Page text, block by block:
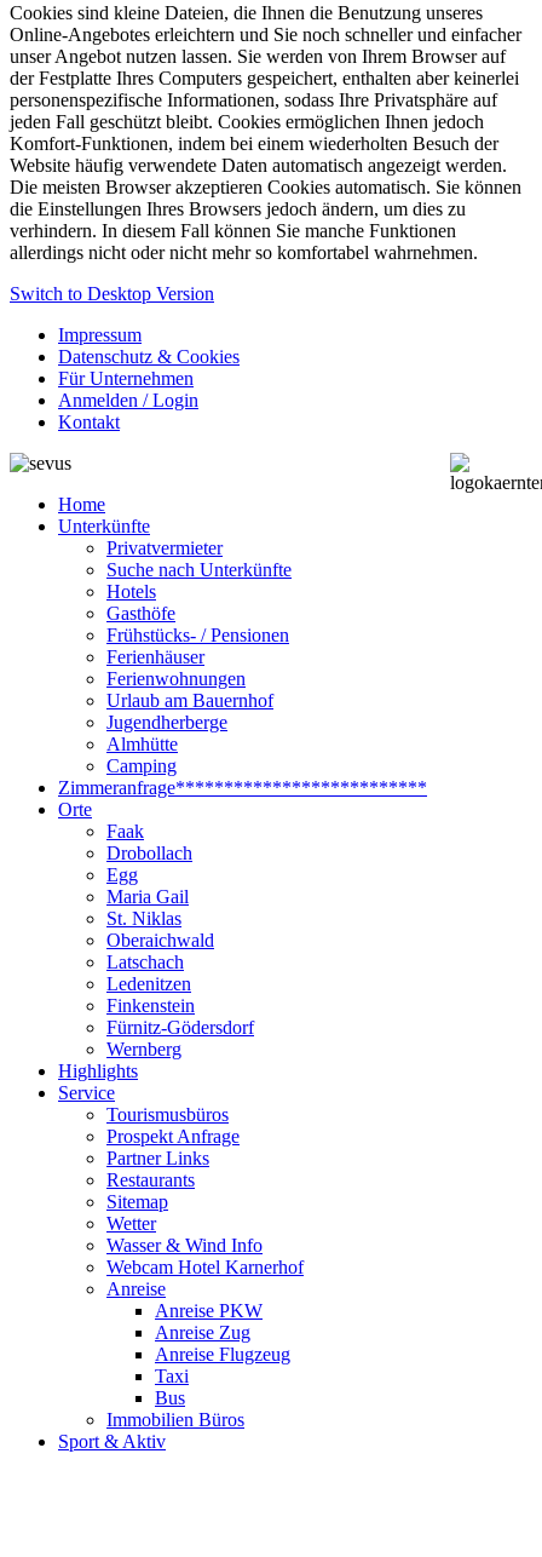
Cookies sind kleine Dateien, die Ihnen die Benutzung unseres
Online-Angebotes erleichtern und Sie noch schneller und einfacher
unser Angebot nutzen lassen. Sie werden von Ihrem Browser auf
der Festplatte Ihres Computers gespeichert, enthalten aber keinerlei
personenspezifische Informationen, sodass Ihre Privatsphäre auf
jeden Fall geschützt bleibt. Cookies ermöglichen Ihnen jedoch
Komfort-Funktionen, indem bei einem wiederholten Besuch der
Website häufig verwendete Daten automatisch angezeigt werden.
Die meisten Browser akzeptieren Cookies automatisch. Sie können
die Einstellungen Ihres Browsers jedoch ändern, um dies zu
verhindern. In diesem Fall können Sie manche Funktionen
allerdings nicht oder nicht mehr so komfortabel wahrnehmen.
Switch to Desktop Version
Impressum
Datenschutz & Cookies
Für Unternehmen
Anmelden / Login
Kontakt
Home
Unterkünfte
Privatvermieter
Suche nach Unterkünfte
Hotels
Gasthöfe
Frühstücks- / Pensionen
Ferienhäuser
Ferienwohnungen
Urlaub am Bauernhof
Jugendherberge
Almhütte
Camping
Zimmeranfrage**************************
Orte
Faak
Drobollach
Egg
Maria Gail
St. Niklas
Oberaichwald
Latschach
Ledenitzen
Finkenstein
Fürnitz-Gödersdorf
Wernberg
Highlights
Service
Tourismusbüros
Prospekt Anfrage
Partner Links
Restaurants
Sitemap
Wetter
Wasser & Wind Info
Webcam Hotel Karnerhof
Anreise
Anreise PKW
Anreise Zug
Anreise Flugzeug
Taxi
Bus
Immobilien Büros
Sport & Aktiv